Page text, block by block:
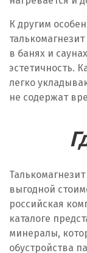
К другим
в банях и
эстетичность.
легко
не содержат
выгодной
российская
каталоге
минералы,
обустройства